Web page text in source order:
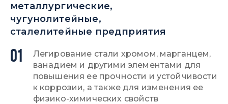
металлургические,
чугунолитейные,
сталелитейные предприятия
01
Легирование стали хромом, марганцем,
ванадием и другими элементами для
повышения ее прочности и устойчивости
к коррозии, а также для изменения ее
физико-химических свойств